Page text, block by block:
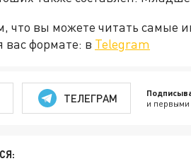
что вы можете читать самые
вас формате: в Telegram
ТЕЛЕГРАМ и первыми